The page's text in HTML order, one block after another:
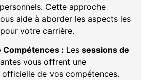
Cette approche
aide à aborder les aspects les
votre carrière.
Compétences : Les sessions de
vous offrent une
officielle de vos compétences.